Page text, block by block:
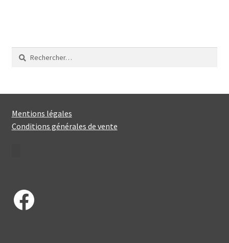
Rechercher :
Mentions légales
Conditions générales de vente
Facebook